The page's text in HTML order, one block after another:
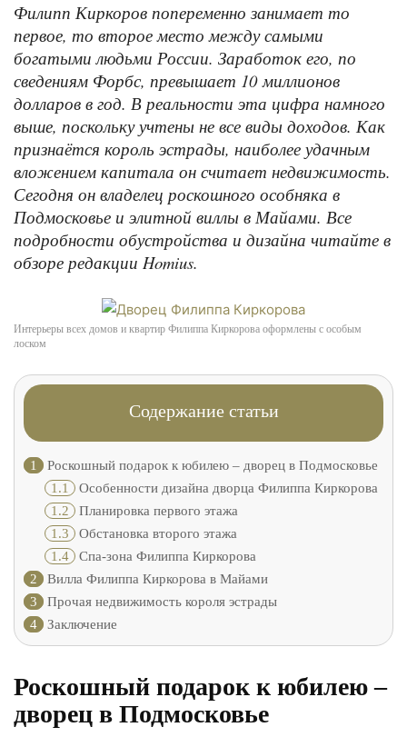
Филипп Киркоров попеременно занимает то
первое, то второе место между самыми
богатыми людьми России. Заработок его, по
сведениям Форбс, превышает 10 миллионов
долларов в год. В реальности эта цифра намного
выше, поскольку учтены не все виды доходов. Как
признаётся король эстрады, наиболее удачным
вложением капитала он считает недвижимость.
Сегодня он владелец роскошного особняка в
Подмосковье и элитной виллы в Майами. Все
подробности обустройства и дизайна читайте в
обзоре редакции Homius.
Интерьеры всех домов и квартир Филиппа Киркорова оформлены с особым
лоском
Содержание статьи
1
Роскошный подарок к юбилею – дворец в Подмосковье
1.1 Особенности дизайна дворца Филиппа Киркорова
1.2 Планировка первого этажа
1.3 Обстановка второго этажа
1.4 Спа-зона Филиппа Киркорова
2
Вилла Филиппа Киркорова в Майами
3
Прочая недвижимость короля эстрады
4
Заключение
Роскошный подарок к юбилею –
дворец в Подмосковье